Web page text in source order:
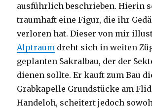
ausführlich beschrieben. Hierin
traumhaft eine Figur, die ihr
verloren hat. Dieser von mir
Alptraum dreht sich in weiten
geplanten Sakralbau, der der
dienen sollte. Er kauft zum Bau
Grabkapelle Grundstücke am
Handeloh, scheitert jedoch